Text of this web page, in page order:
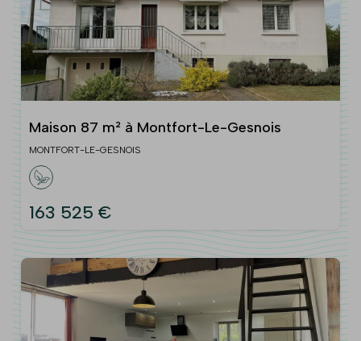
Maison 87 m² à Montfort-Le-Gesnois
MONTFORT-LE-GESNOIS
163 525 €